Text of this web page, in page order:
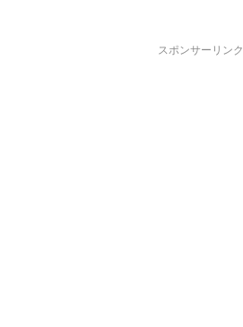
スポンサーリンク